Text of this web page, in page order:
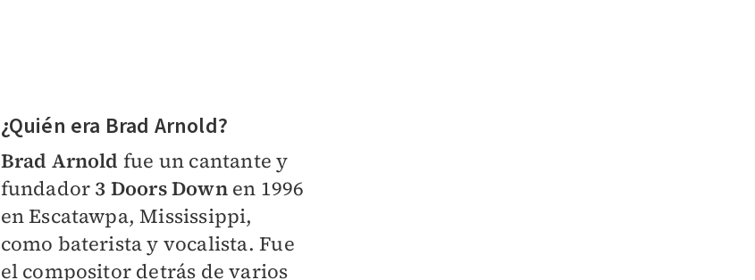
¿Quién era Brad Arnold?
Brad Arnold fue un cantante y
fundador 3 Doors Downen 1996
en Escatawpa, Mississippi,
como baterista y vocalista. Fue
el compositor detrás de varios